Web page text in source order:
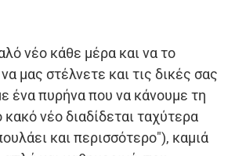
νέο κάθε μέρα και να το
μας στέλνετε και τις δικές σας
ένα πυρήνα που να κάνουμε τη
νέο διαδίδεται ταχύτερα
και περισσότερο"), καμιά